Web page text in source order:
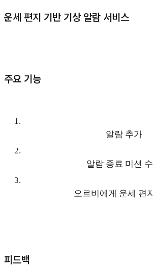
운세 편지 기반 기상 알람 서비스
주요 기능
1 .
알람 추가
2.
알람 종료 미션
3.
오르비에게 운세 편
피드백